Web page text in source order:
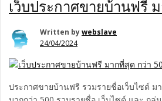
เว็บประกาศขายบ้านฟรี
Written bywebslave
24/04/2024
ประกาศขายบ้านฟรี รวมรายชื่อเว็บไซต์